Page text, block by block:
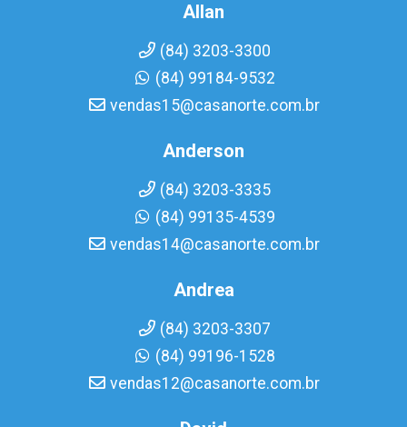
Allan
(84) 3203-3300
(84) 99184-9532
vendas15@casanorte.com.br
Anderson
(84) 3203-3335
(84) 99135-4539
vendas14@casanorte.com.br
Andrea
(84) 3203-3307
(84) 99196-1528
vendas12@casanorte.com.br